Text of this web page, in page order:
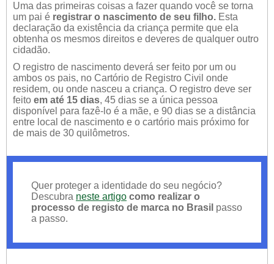
Uma das primeiras coisas a fazer quando você se torna
um pai é registrar o nascimento de seu filho. Esta
declaração da existência da criança permite que ela
obtenha os mesmos direitos e deveres de qualquer outro
cidadão.
O registro de nascimento deverá ser feito por um ou
ambos os pais, no Cartório de Registro Civil onde
residem, ou onde nasceu a criança. O registro deve ser
feito em até 15 dias, 45 dias se a única pessoa
disponível para fazê-lo é a mãe, e 90 dias se a distância
entre local de nascimento e o cartório mais próximo for
de mais de 30 quilômetros.
Quer proteger a identidade do seu negócio?
Descubra neste artigo como realizar o
processo de registo de marca no Brasil passo
a passo.